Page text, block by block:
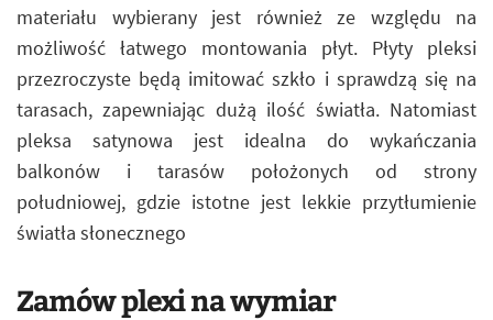
materiału wybierany jest również ze względu na
możliwość łatwego montowania płyt. Płyty pleksi
przezroczyste będą imitować szkło i sprawdzą się na
tarasach, zapewniając dużą ilość światła. Natomiast
pleksa satynowa jest idealna do wykańczania
balkonów i tarasów położonych od strony
południowej, gdzie istotne jest lekkie przytłumienie
światła słonecznego
Zamów plexi na wymiar